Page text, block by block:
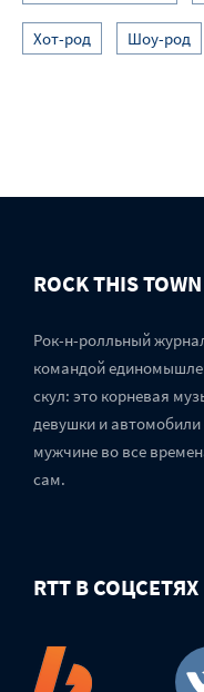
Хот-род Шоу-род
ROCK THIS TOWN
Рок-н-ролльный
командой
скул: это корневая
девушки и
мужчине во все
сам.
RTT В СОЦСЕТЯХ